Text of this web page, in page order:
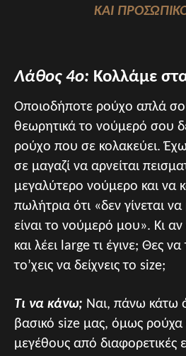
ΑΙ
Λάθος 4ο: Κολλάμε
Οποιοδήποτε ρούχο απλά
θεωρητικά το νούμερό σου
ρούχο που σε κολακεύει.
σε μαγαζί να αρνείται
μεγαλύτερο νούμερο και να
πωλήτρια ότι «δεν γίνεται
είναι το νούμερό μου». Κι
και λέει large τι έγινε; Θες
το’χεις να δείχνεις το size;
Τι να κάνω; Ναι, πάνω κάτω
βασικό size μας, όμως ρούχα
μεγέθους από διαφορετικές